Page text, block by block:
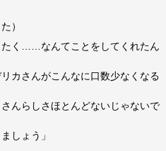
）
く……なんてことをしてくれたん
カさんがこんなに口数少なくなる
んらしさほとんどないじゃないで
しょう」